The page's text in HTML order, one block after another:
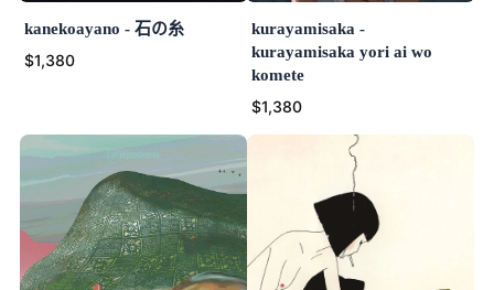
kanekoayano - 石の糸
$1,380
kurayamisaka -
kurayamisaka yori ai wo
komete
$1,380